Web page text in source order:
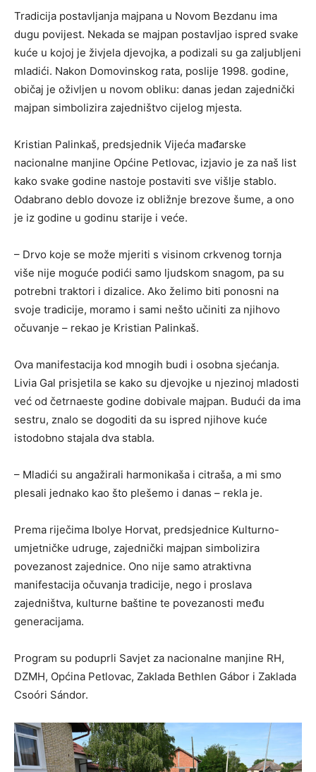
Tradicija postavljanja majpana u Novom Bezdanu ima
dugu povijest. Nekada se majpan postavljao ispred svake
kuće u kojoj je živjela djevojka, a podizali su ga zaljubljeni
mladići. Nakon Domovinskog rata, poslije 1998. godine,
običaj je oživljen u novom obliku: danas jedan zajednički
majpan simbolizira zajedništvo cijelog mjesta.
Kristian Palinkaš, predsjednik Vijeća mađarske
nacionalne manjine Općine Petlovac, izjavio je za naš list
kako svake godine nastoje postaviti sve višlje stablo.
Odabrano deblo dovoze iz obližnje brezove šume, a ono
je iz godine u godinu starije i veće.
– Drvo koje se može mjeriti s visinom crkvenog tornja
više nije moguće podići samo ljudskom snagom, pa su
potrebni traktori i dizalice. Ako želimo biti ponosni na
svoje tradicije, moramo i sami nešto učiniti za njihovo
očuvanje – rekao je Kristian Palinkaš.
Ova manifestacija kod mnogih budi i osobna sjećanja.
Livia Gal prisjetila se kako su djevojke u njezinoj mladosti
već od četrnaeste godine dobivale majpan. Budući da ima
sestru, znalo se dogoditi da su ispred njihove kuće
istodobno stajala dva stabla.
– Mladići su angažirali harmonikaša i citraša, a mi smo
plesali jednako kao što plešemo i danas – rekla je.
Prema riječima Ibolye Horvat, predsjednice Kulturno-
umjetničke udruge, zajednički majpan simbolizira
povezanost zajednice. Ono nije samo atraktivna
manifestacija očuvanja tradicije, nego i proslava
zajedništva, kulturne baštine te povezanosti među
generacijama.
Program su poduprli Savjet za nacionalne manjine RH,
DZMH, Općina Petlovac, Zaklada Bethlen Gábor i Zaklada
Csoóri Sándor.